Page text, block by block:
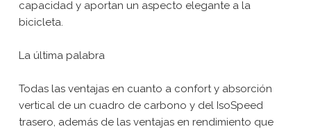
capacidad y aportan un aspecto elegante a la
bicicleta.
La última palabra
Todas las ventajas en cuanto a confort y absorción
vertical de un cuadro de carbono y del IsoSpeed
trasero, además de las ventajas en rendimiento que